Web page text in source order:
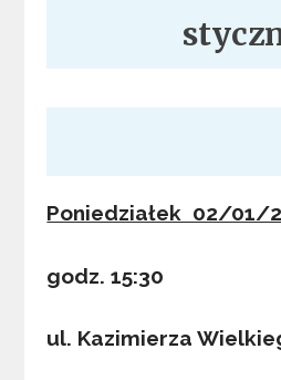
Poniedziałek 02/01/
godz. 15:30
ul. Kazimierza